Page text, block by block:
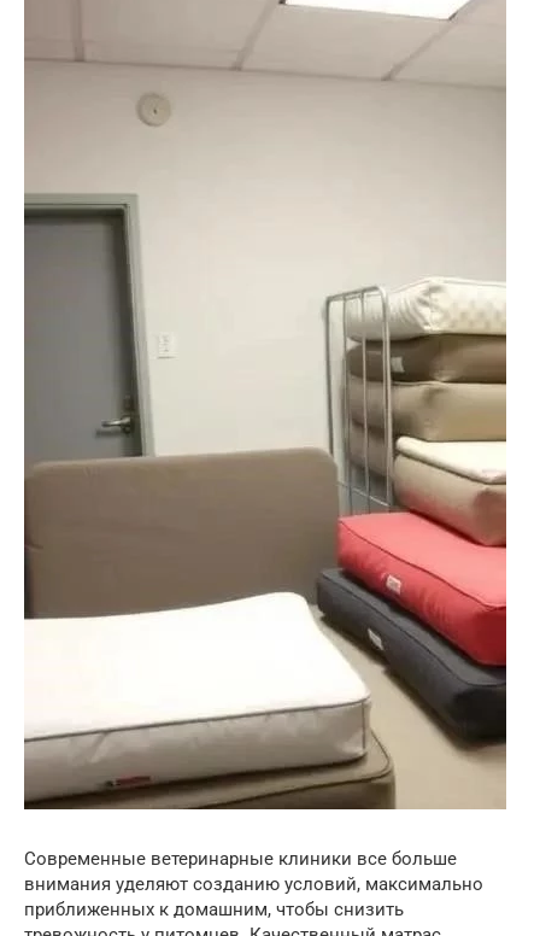
Современные ветеринарные клиники все больше
внимания уделяют созданию условий, максимально
приближенных к домашним, чтобы снизить